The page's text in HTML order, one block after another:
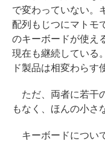
で変わっていない。
配列もじつにマトモ
のキーボードが使え
現在も継続している
ド製品は相変わらす
ただ、両者に若干
もなく、ほんの小さ
キーボードについ